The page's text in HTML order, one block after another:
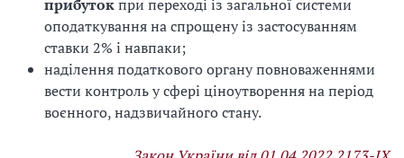
прибутокпри переході із загальної системи
оподаткування на спрощену із застосуванням
ставки 2% і навпаки;
наділення податкового органу повноваженнями
вести контроль у сфері ціноутворення на період
воєнного, надзвичайного стану.